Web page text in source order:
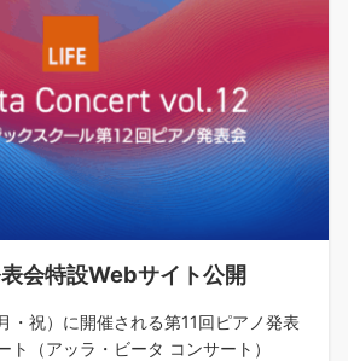
会特設Webサイト公開
・祝）に開催される第11回ピアノ発表
（アッラ・ビータ コンサート）